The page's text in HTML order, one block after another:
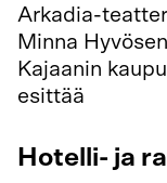
Arkadia-
Minna
Kajaanin
esittää
Hotelli- ja